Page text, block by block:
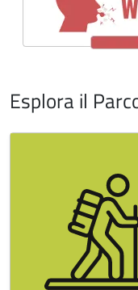
Esplora il
Image